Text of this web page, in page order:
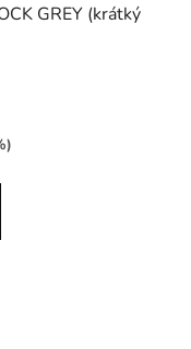
GREY (krátký